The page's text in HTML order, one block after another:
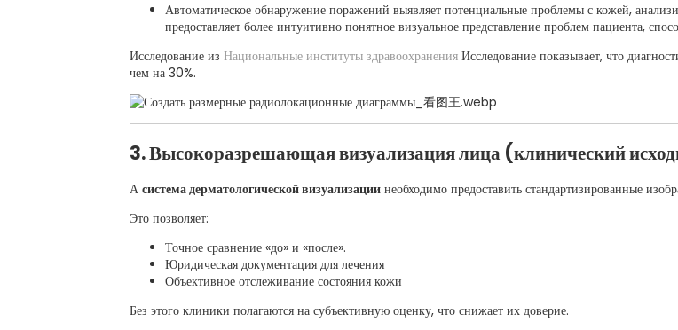
Автоматическое обнаружение поражений выявляет потенциальные проблемы с кожей,
предоставляет более интуитивно понятное визуальное представление проблем пациента,
Исследование из Национальные институты здравоохранения Исследование показывает, что
чем на 30%.
3. Высокоразрешающая визуализация лица (клинический
А система дерматологической визуализации необходимо предоставить стандартизированные
Это позволяет:
Точное сравнение «до» и «после».
Юридическая документация для лечения
Объективное отслеживание состояния кожи
Без этого клиники полагаются на субъективную оценку, что снижает их доверие.